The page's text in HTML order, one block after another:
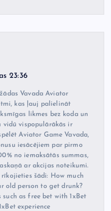
23:36
Vavada Aviator
kas ļauj palielināt
likmes bez koda un
vidū vispopulārākās ir
Aviator Game Vavada,
iesācējiem par pirmo
no iemaksātās summas,
ar akcijas noteikumi.
šādi: How much
old person to get drunk?
as free bet with 1xBet
experience